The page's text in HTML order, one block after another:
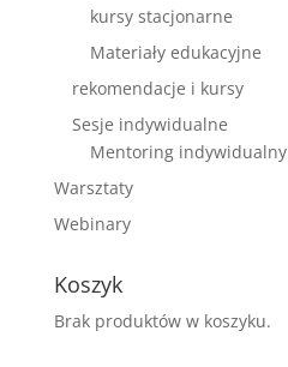
kursy stacjonarne
Materiały edukacyjne
rekomendacje i kursy
Sesje indywidualne
Mentoring indywidualny
Warsztaty
Webinary
Koszyk
Brak produktów w koszyku.